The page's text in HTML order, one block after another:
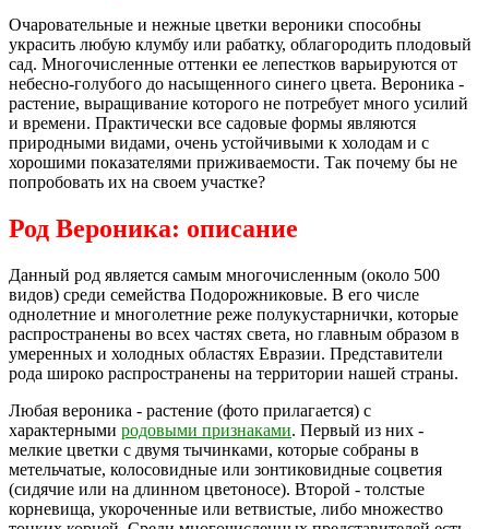
Очаровательные и нежные цветки вероники способны
украсить любую клумбу или рабатку, облагородить плодовый
сад. Многочисленные оттенки ее лепестков варьируются от
небесно-голубого до насыщенного синего цвета. Вероника -
растение, выращивание которого не потребует много усилий
и времени. Практически все садовые формы являются
природными видами, очень устойчивыми к холодам и с
хорошими показателями приживаемости. Так почему бы не
попробовать их на своем участке?
Род Вероника: описание
Данный род является самым многочисленным (около 500
видов) среди семейства Подорожниковые. В его числе
однолетние и многолетние реже полукустарнички, которые
распространены во всех частях света, но главным образом в
умеренных и холодных областях Евразии. Представители
рода широко распространены на территории нашей страны.
Любая вероника - растение (фото прилагается) с
характерными родовыми признаками. Первый из них -
мелкие цветки с двумя тычинками, которые собраны в
метельчатые, колосовидные или зонтиковидные соцветия
(сидячие или на длинном цветоносе). Второй - толстые
корневища, укороченные или ветвистые, либо множество